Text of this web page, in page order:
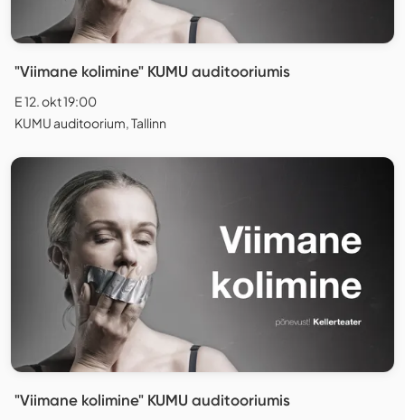
"Viimane kolimine" KUMU auditooriumis
E 12. okt 19:00
KUMU auditoorium, Tallinn
"Viimane kolimine" KUMU auditooriumis